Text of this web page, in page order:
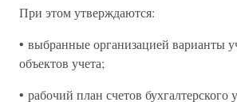
При этом утверждаются:
• выбранные организацией варианты
объектов учета;
• рабочий план счетов